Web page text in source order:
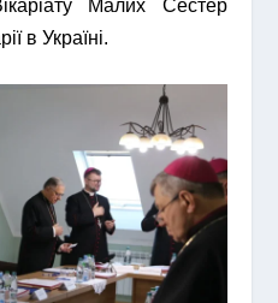
Малих Сестер
в Україні.